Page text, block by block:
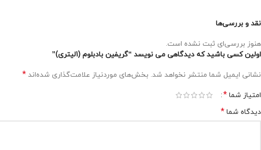
نقد و بررسی‌ها
هنوز بررسی‌ای ثبت نشده است.
اولین کسی باشید که دیدگاهی می نویسد “گریفین بادبلوم (1لیتری)”
نشانی ایمیل شما منتشر نخواهد شد. بخش‌های موردنیاز علامت‌گذاری شده‌اند *
امتیاز شما *
دیدگاه شما *